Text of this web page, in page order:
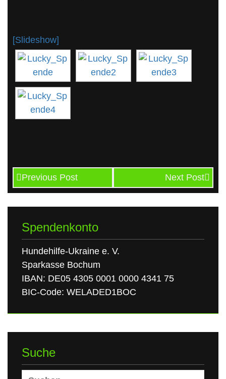
[Slideshow]
Previous Post Next Post
Spendenkonto
Hundehilfe-Ukraine e. V.
Sparkasse Bochum
IBAN: DE05 4305 0001 0000 4341 75
BIC-Code: WELADED1BOC
Suche
Suchen